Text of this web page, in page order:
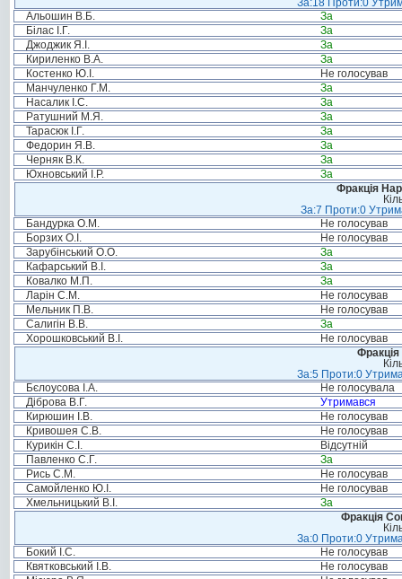
За:18 Проти:0
Альошин В.Б.
За
Білас І.Г.
За
Джоджик Я.І.
За
Кириленко В.А.
За
Костенко Ю.І.
Не голосував
Манчуленко Г.М.
За
Насалик І.С.
За
Ратушний М.Я.
За
Тарасюк І.Г.
За
Федорин Я.В.
За
Черняк В.К.
За
Юхновський І.Р.
За
Фракція
За:7 Проти:0
Бандурка О.М.
Не голосував
Борзих О.І.
Не голосував
Зарубінський О.О.
За
Кафарський В.І.
За
Ковалко М.П.
За
Ларін С.М.
Не голосував
Мельник П.В.
Не голосував
Салигін В.В.
За
Хорошковський В.І.
Не голосував
Фракція
За:5 Проти:0
Бєлоусова І.А.
Не голосувала
Діброва В.Г.
Утримався
Кирюшин І.В.
Не голосував
Кривошея С.В.
Не голосував
Курикін С.І.
Відсутній
Павленко С.Г.
За
Рись С.М.
Не голосував
Самойленко Ю.І.
Не голосував
Хмельницький В.І.
За
Фракція
За:0 Проти:0
Бокий І.С.
Не голосував
Квятковський І.В.
Не голосував